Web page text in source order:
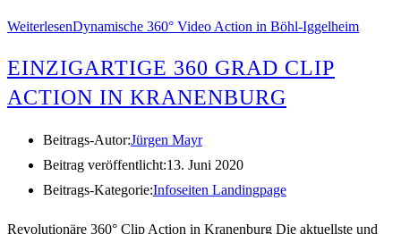
WeiterlesenDynamische 360° Video Action in Böhl-Iggelheim
EINZIGARTIGE 360 GRAD CLIP
ACTION IN KRANENBURG
Beitrags-Autor:Jürgen Mayr
Beitrag veröffentlicht:13. Juni 2020
Beitrags-Kategorie:Infoseiten Landingpage
Revolutionäre 360° Clip Action in Kranenburg Die aktuellste und